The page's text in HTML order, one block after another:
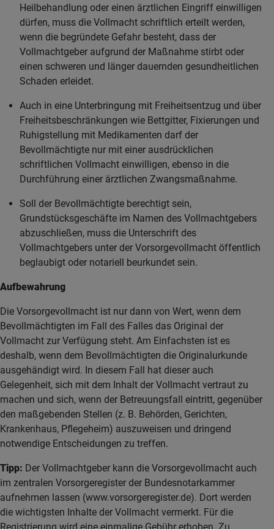
Heilbehandlung oder einen ärztlichen Eingriff einwilligen
dürfen, muss die Vollmacht schriftlich erteilt werden,
wenn die begründete Gefahr besteht, dass der
Vollmachtgeber aufgrund der Maßnahme stirbt oder
einen schweren und länger dauernden gesundheitlichen
Schaden erleidet.
Auch in eine Unterbringung mit Freiheitsentzug und über
Freiheitsbeschränkungen wie Bettgitter, Fixierungen und
Ruhigstellung mit Medikamenten darf der
Bevollmächtigte nur mit einer ausdrücklichen
schriftlichen Vollmacht einwilligen, ebenso in die
Durchführung einer ärztlichen Zwangsmaßnahme.
Soll der Bevollmächtigte berechtigt sein,
Grundstücksgeschäfte im Namen des Vollmachtgebers
abzuschließen, muss die Unterschrift des
Vollmachtgebers unter der Vorsorgevollmacht öffentlich
beglaubigt oder notariell beurkundet sein.
Aufbewahrung
Die Vorsorgevollmacht ist nur dann von Wert, wenn dem
Bevollmächtigten im Fall des Falles das Original der
Vollmacht zur Verfügung steht. Am Einfachsten ist es
deshalb, wenn dem Bevollmächtigten die Originalurkunde
ausgehändigt wird. In diesem Fall hat dieser auch
Gelegenheit, sich mit dem Inhalt der Vollmacht vertraut zu
machen und sich, wenn der Betreuungsfall eintritt, gegenüber
den maßgebenden Stellen (z. B. Behörden, Gerichten,
Krankenhaus, Pflegeheim) auszuweisen und dringend
notwendige Entscheidungen zu treffen.
Tipp: Der Vollmachtgeber kann die Vorsorgevollmacht auch
im zentralen Vorsorgeregister der Bundesnotarkammer
aufnehmen lassen (www.vorsorgeregister.de). Dort werden
die wichtigsten Inhalte der Vollmacht vermerkt. Für die